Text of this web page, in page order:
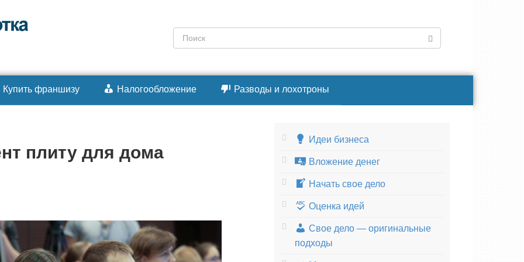
Поиск:
Купить франшизу Налогообложение Разводы и лохотроны
плиту для дома
Идеи бизнеса
Вложение денег
Начать свое дело
Оценка идей
Свое дело — оригинальные
подходы